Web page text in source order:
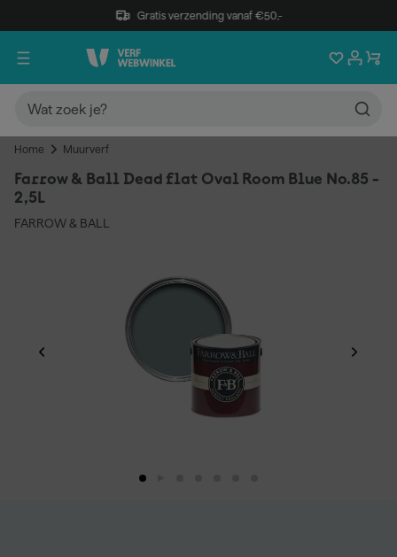
Gratis verzending vanaf €50,-
Home Muurverf
Farrow & Ball Dead flat Oval Room Blue No.85 -
2,5L
FARROW & BALL